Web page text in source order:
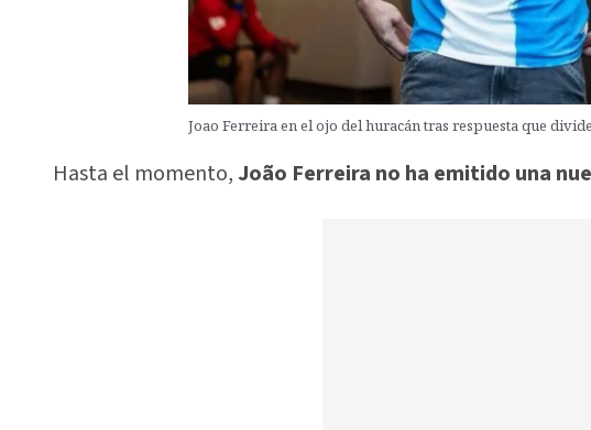
Joao Ferreira en el ojo del huracán tras respuesta que
Hasta el momento,João Ferreira no ha emitido una